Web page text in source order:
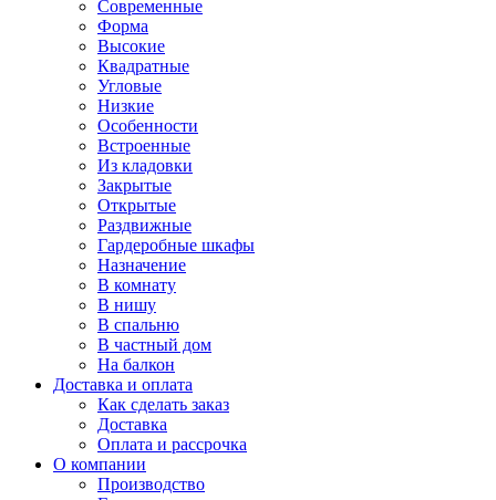
Современные
Форма
Высокие
Квадратные
Угловые
Низкие
Особенности
Встроенные
Из кладовки
Закрытые
Открытые
Раздвижные
Гардеробные шкафы
Назначение
В комнату
В нишу
В спальню
В частный дом
На балкон
Доставка и оплата
Как сделать заказ
Доставка
Оплата и рассрочка
О компании
Производство